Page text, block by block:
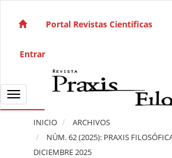
Navegación principal
Barra lateral
Portal Revistas Científicas
Entrar
Toggle navigation
INICIO
ARCHIVOS
NÚM. 62 (2025): PRAXIS
DICIEMBRE 2025